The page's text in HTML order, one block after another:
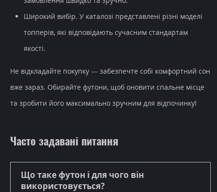
Широкий вибір. У каталозі представлені різні моделі
топперів, які відповідають сучасним стандартам
якості.
Не відкладайте покупку — забезпечте собі комфортний сон
вже зараз. Обирайте футони, щоб оновити спальне місце
та зробити його максимально зручним для відпочинку!
Часто задавані питання
Що таке футон і для чого він
використовується?